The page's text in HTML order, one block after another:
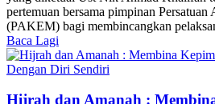
pertemuan bersama pimpinan
(PAKEM) bagi membincangkan
Baca Lagi
Hijrah dan Amanah :